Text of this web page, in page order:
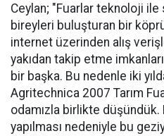
Ceylan; "Fuarlar teknoloji
bireyleri buluşturan bir
internet üzerinden alış
yakıdan takip etme
bir başka. Bu nedenle iki
Agritechnica 2007 Tarım
odamızla birlikte düşündük.
yapılması nedeniyle bu